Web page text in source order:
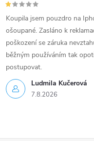
Ludmila Kučerová
7.8.2026
Koupila jsem pouzdro na
ošoupané. Zasláno k
poškození se záruka
běžným používáním tak
postupovat.